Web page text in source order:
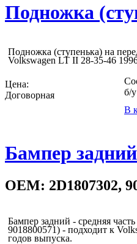
Подножка
Подножка (ступенька) на
Volkswagen LT II 28-35-46
Цена:
Договорная
б/у
В
Бампер
OEM: 2D1807302,
Бампер задний - средняя
9018800571) - подходит к
годов выпуска.